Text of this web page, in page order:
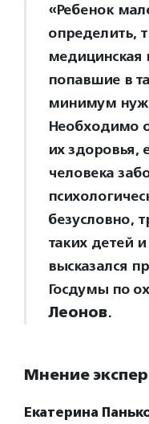
«Ребенок
определить,
попавшие в
минимум
Необходимо
их здоровья,
человека
безусловно,
таких детей
высказался
Госдумы по
Леонов.
Мнение
Екатерина